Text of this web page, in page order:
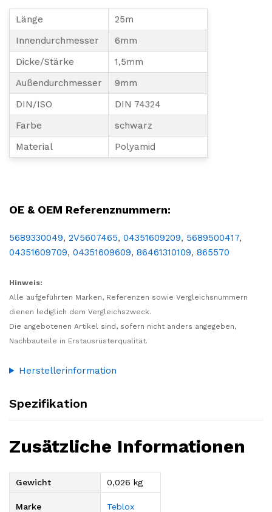
Länge
25m
Innendurchmesser
6mm
Dicke/Stärke
1,5mm
Außendurchmesser
9mm
DIN/ISO
DIN 74324
Farbe
schwarz
Material
Polyamid
OE & OEM Referenznummern:
5689330049, 2V5607465, 04351609209, 5689500417,
04351609709, 04351609609, 86461310109, 865570
Hinweis:
Alle aufgeführten Marken, Referenzen sowie Vergleichsnummern
dienen lediglich dem Vergleichszweck.
Die angebotenen Artikel sind, sofern nicht anders angegeben,
Nachbauteile in Erstausrüsterqualität.
Herstellerinformation
Spezifikation
Zusätzliche Informationen
Gewicht 0,026 kg
Marke Teblox